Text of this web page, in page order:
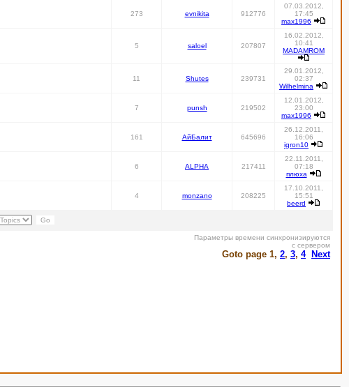
273 evnikita 912776
07.03.2012,
17:45
max1996
5 saloel 207807
16.02.2012,
10:41
MADAMROM
11 Shutes 239731
29.01.2012,
02:37
Wilhelmina
7 punsh 219502
12.01.2012,
23:00
max1996
161 АйБалит 645696
26.12.2011,
16:06
igron10
6 ALPHA 217411
22.11.2011,
07:18
плюха
4 monzano 208225
17.10.2011,
15:51
beerd
Параметры времени синхронизируются
с сервером
Goto page 1, 2, 3, 4 Next